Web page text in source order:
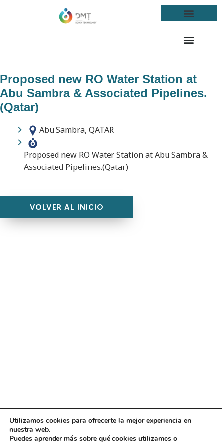
Proposed new RO Water Station at
Abu Sambra & Associated Pipelines.
(Qatar)
Abu Sambra, QATAR
Proposed new RO Water Station at Abu Sambra &
Associated Pipelines.(Qatar)
VOLVER AL INICIO
Diseñojuangmendez. Copyright © 2026DMT·Aviso
Legal|Política de privacidad
Utilizamos cookies para ofrecerte la mejor experiencia en
nuestra web.
Puedes aprender más sobre qué cookies utilizamos o